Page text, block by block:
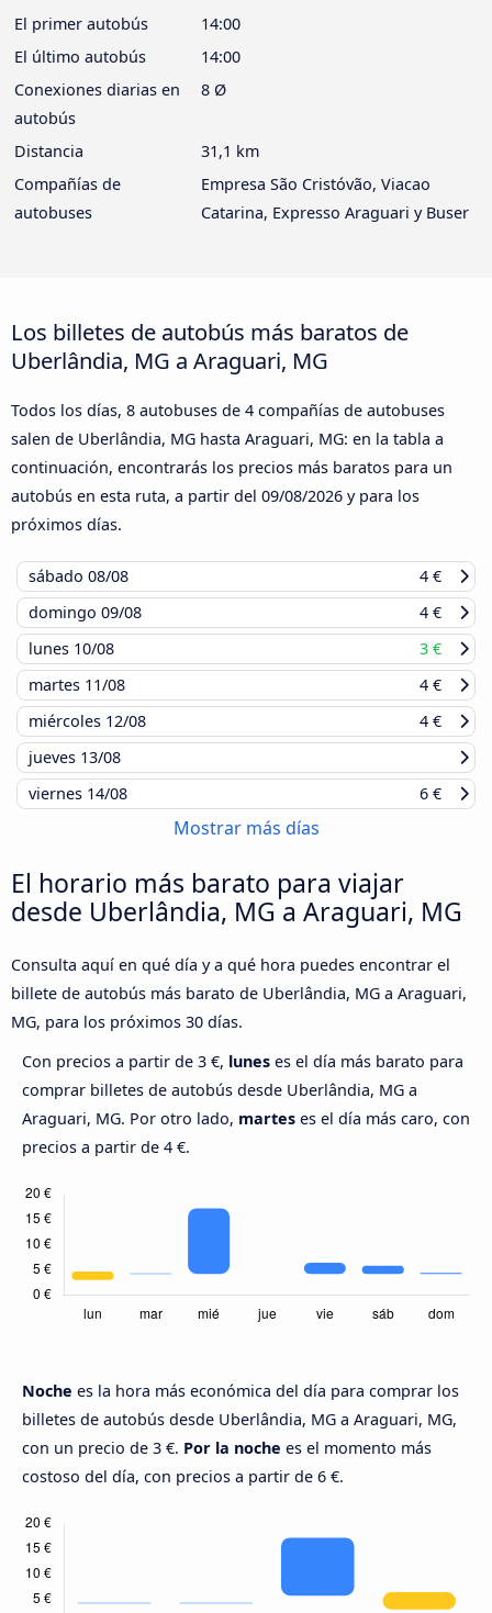
El primer autobús
14:00
El último autobús
14:00
Conexiones diarias en
autobús
8 Ø
Distancia
31,1 km
Compañías de
autobuses
Empresa São Cristóvão, Viacao
Catarina, Expresso Araguari y Buser
Los billetes de autobús más baratos de
Uberlândia, MG a Araguari, MG
Todos los días, 8 autobuses de 4 compañías de autobuses
salen de Uberlândia, MG hasta Araguari, MG: en la tabla a
continuación, encontrarás los precios más baratos para un
autobús en esta ruta, a partir del 09/08/2026 y para los
próximos días.
sábado 08/08
4 €
domingo 09/08
4 €
lunes 10/08
3 €
martes 11/08
4 €
miércoles 12/08
4 €
jueves 13/08
viernes 14/08 6 €
Mostrar más días
El horario más barato para viajar
desde Uberlândia, MG a Araguari, MG
Consulta aquí en qué día y a qué hora puedes encontrar el
billete de autobús más barato de Uberlândia, MG a Araguari,
MG, para los próximos 30 días.
Con precios a partir de 3 €, lunes es el día más barato para
comprar billetes de autobús desde Uberlândia, MG a
Araguari, MG. Por otro lado, martes es el día más caro, con
precios a partir de 4 €.
Noche es la hora más económica del día para comprar los
billetes de autobús desde Uberlândia, MG a Araguari, MG,
con un precio de 3 €. Por la noche es el momento más
costoso del día, con precios a partir de 6 €.